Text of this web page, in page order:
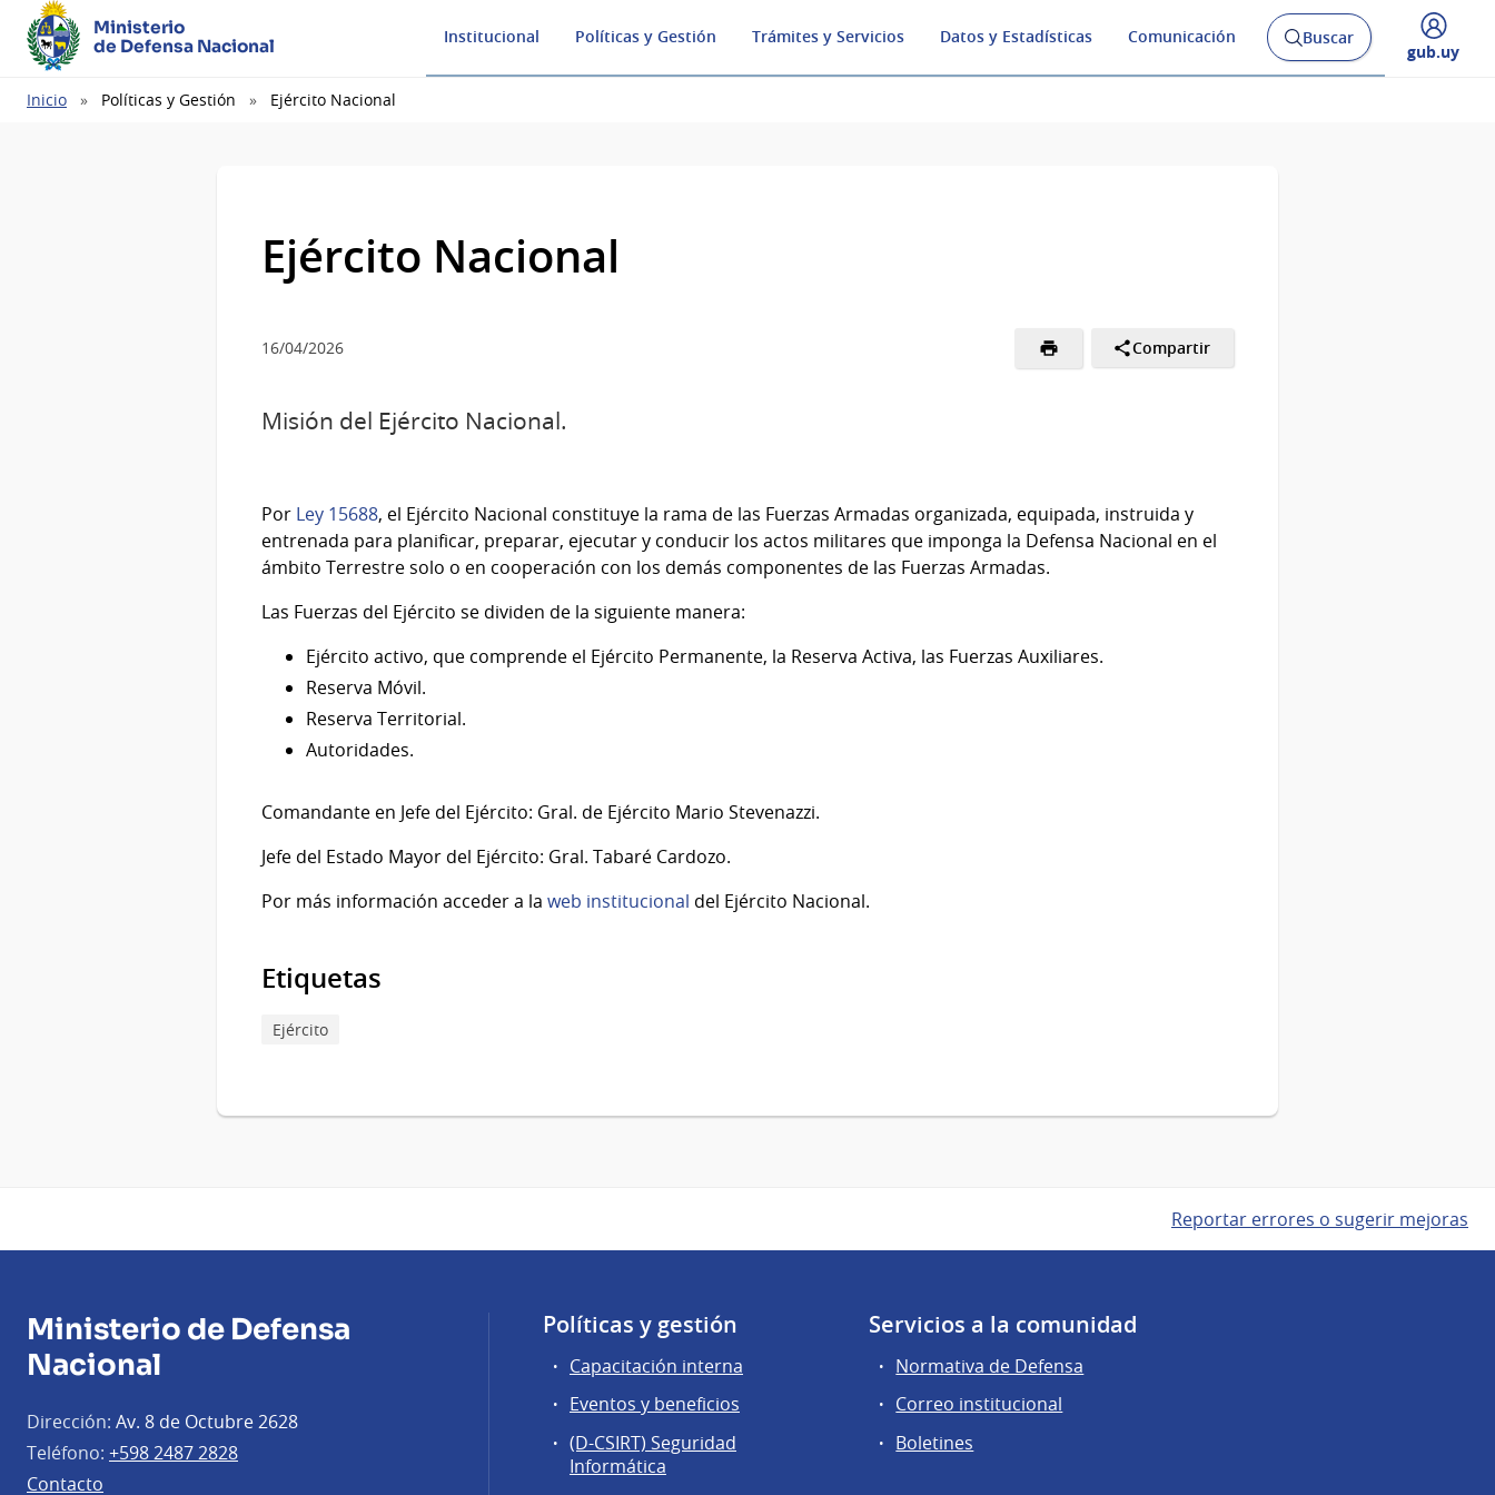
Ministerio
de Defensa Nacional
Institucional Políticas y Gestión Trámites y Servicios Datos y Estadísticas Comunicación
Abrir
buscador
Buscar
Desplegar
gub.uy
Ruta
Inicio Políticas y Gestión Ejército Nacional
Ejército Nacional
16/04/2026 Compartir
Misión del Ejército Nacional.
Por Ley 15688, el Ejército Nacional constituye la rama de las Fuerzas Armadas organizada, equipada, instruida y
entrenada para planificar, preparar, ejecutar y conducir los actos militares que imponga la Defensa Nacional en el
ámbito Terrestre solo o en cooperación con los demás componentes de las Fuerzas Armadas.
Las Fuerzas del Ejército se dividen de la siguiente manera:
Ejército activo, que comprende el Ejército Permanente, la Reserva Activa, las Fuerzas Auxiliares.
Reserva Móvil.
Reserva Territorial.
Autoridades.
Comandante en Jefe del Ejército: Gral. de Ejército Mario Stevenazzi.
Jefe del Estado Mayor del Ejército: Gral. Tabaré Cardozo.
Por más información acceder a la web institucional del Ejército Nacional.
Etiquetas
Ejército
Reportar errores o sugerir mejoras
Ministerio de Defensa
Nacional
Dirección: Av. 8 de Octubre 2628
Teléfono: +598 2487 2828
Contacto
Políticas y gestión
Capacitación interna
Eventos y beneficios
(D-CSIRT) Seguridad
Informática
Servicios a la comunidad
Normativa de Defensa
Correo institucional
Boletines